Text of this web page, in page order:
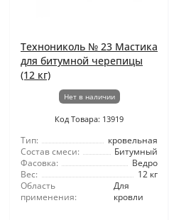
Технониколь № 23 Мастика
для битумной черепицы
(12 кг)
Нет в наличии
Код Товара: 13919
Тип:
кровельная
Состав смеси:
Битумный
Фасовка:
Ведро
Вес:
12 кг
Область
применения:
Для
кровли